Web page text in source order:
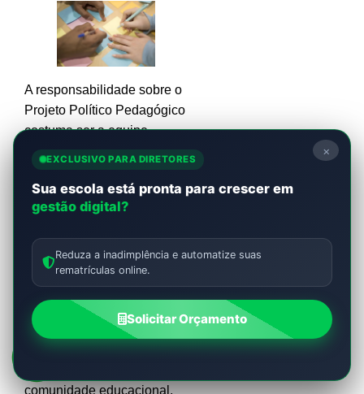
A responsabilidade sobre o
Projeto Político Pedagógico
costuma ser a equipe
diretiva, composta pelo
diretor e coordenadores
pedagógicos, que
desempenha um papel
coordenação do processo.
Entretanto,
desenvolvimento do projeto
é uma responsabilidade
compartilhada que envolve
comunidade educacional.
×
EXCLUSIVO PARA DIRETORES
Sua escola está pronta para crescer em
gestão digital?
Reduza a inadimplência e automatize suas
rematrículas online.
Solicitar Orçamento